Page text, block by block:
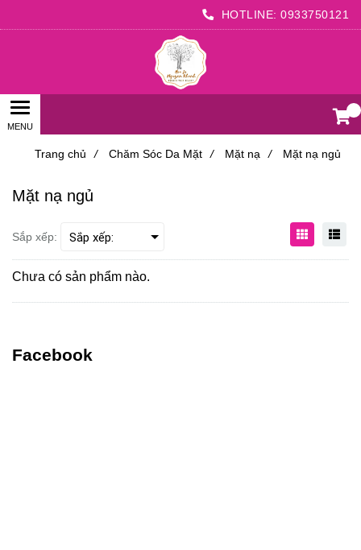
HOTLINE: 0933750121
Trang chủ / Chăm Sóc Da Mặt / Mặt nạ / Mặt nạ ngủ
Mặt nạ ngủ
Sắp xếp:
Chưa có sản phẩm nào.
Facebook